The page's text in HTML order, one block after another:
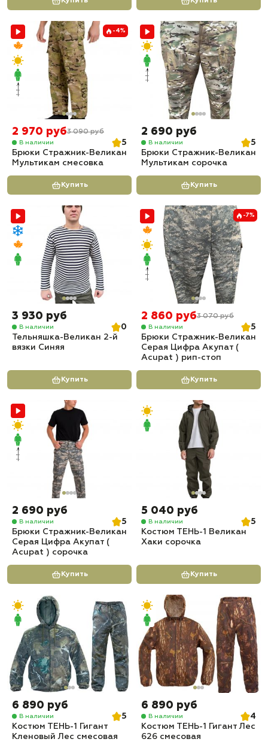
-4%
2 970 руб3 090 руб
В наличии
5
Брюки Стражник-Великан
Мультикам смесовка
Купить
2 690 руб
В наличии
5
Брюки Стражник-Великан
Мультикам сорочка
Купить
3 930 руб
В наличии
0
Тельняшка-Великан 2-й
вязки Синяя
Купить
-7%
2 860 руб3 070 руб
В наличии
5
Брюки Стражник-Великан
Серая Цифра Акупат (
Acupat ) рип-стоп
Купить
2 690 руб
В наличии
5
Брюки Стражник-Великан
Серая Цифра Акупат (
Acupat ) сорочка
Купить
5 040 руб
В наличии
5
Костюм ТЕНЬ-1 Великан
Хаки сорочка
Купить
6 890 руб
В наличии
5
Костюм ТЕНЬ-1 Гигант
Кленовый Лес смесовая
6 890 руб
В наличии
4
Костюм ТЕНЬ-1 Гигант Лес
626 смесовая